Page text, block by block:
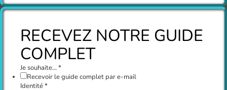
RECEVEZ NOTRE GUIDE
COMPLET
Je souhaite...*
Recevoir le guide complet par e-mail
Identité*